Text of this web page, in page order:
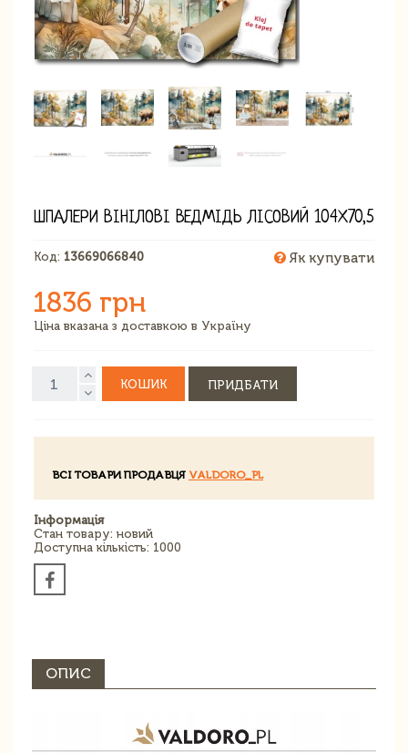
ШПАЛЕРИ ВІНІЛОВІ ВЕДМІДЬ ЛІСОВИЙ 104Х70,5
Код: 13669066840 Як купувати
1836 грн
Ціна вказана з доставкою в Україну
КОШИК ПРИДБАТИ
ВСІ ТОВАРИ ПРОДАВЦЯ VALDORO_PL
Інформація
Стан товару: новий
Доступна кількість: 1000
ОПИС